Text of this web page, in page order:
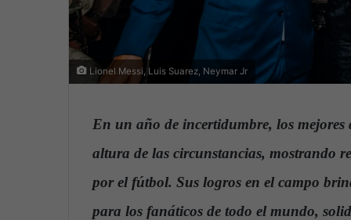
Lionel Messi, Luis Suarez, Neymar Jr
En un año de incertidumbre, los
altura de las circunstancias, mostrando
por el fútbol. Sus logros en el campo
para los fanáticos de todo el mundo,